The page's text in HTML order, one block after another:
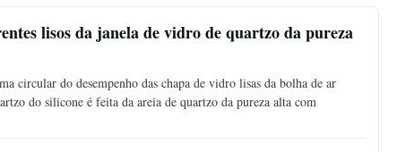
lisos da janela de vidro de quartzo da pureza
circular do desempenho das chapa de vidro lisas da bolha de ar
do silicone é feita da areia de quartzo da pureza alta com